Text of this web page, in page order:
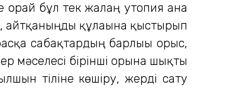
орай бұл тек жалаң утопия ғана
айтқаныңды құлағына қыстырып
сабақтардың барлығы орыс,
мәселесі бірінші орынға шықты
тіліне көшіру, жерді сату